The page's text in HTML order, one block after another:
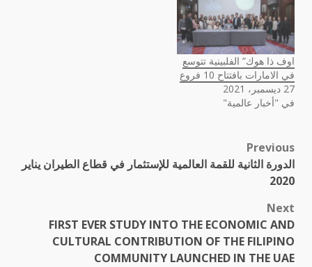
اوف ذا هوك” الفلبينية تتوسع
في الامارات بافتتاح 10 فروع
27 ديسمبر، 2021
في "أخبار عالمية"
Post
navigation
Previous
الدورة الثانية للقمة العالمية للإستثمار في قطاع الطيران يناير
2020
Next
FIRST EVER STUDY INTO THE ECONOMIC AND
CULTURAL CONTRIBUTION OF THE FILIPINO
COMMUNITY LAUNCHED IN THE UAE